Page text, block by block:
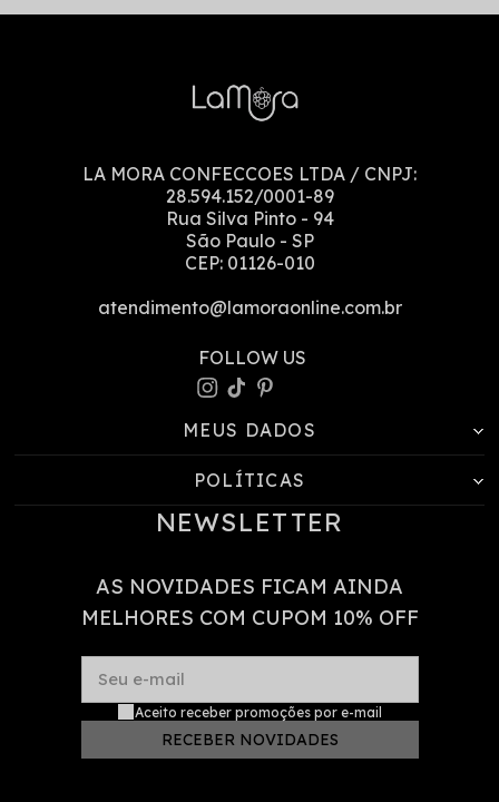
LA MORA CONFECCOES LTDA / CNPJ:
28.594.152/0001-89
Rua Silva Pinto - 94
São Paulo - SP
CEP: 01126-010
atendimento@lamoraonline.com.br
MEUS DADOS
POLÍTICAS
NEWSLETTER
AS NOVIDADES FICAM AINDA
MELHORES COM CUPOM 10% OFF
Seu e-mail
RECEBER NOVIDADES
Aceito receber promoções por e-mail